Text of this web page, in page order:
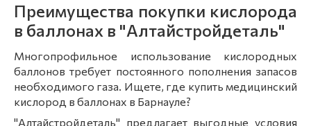
Преимущества покупки кислорода
в баллонах в "Алтайстройдеталь"
Многопрофильное использование кислородных
баллонов требует постоянного пополнения запасов
необходимого газа. Ищете, где купить медицинский
кислород в баллонах в Барнауле?
"Алтайстройдеталь" предлагает выгодные условия